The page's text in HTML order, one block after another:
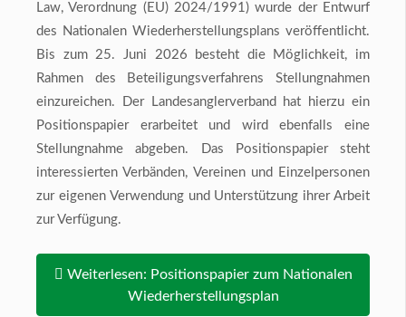
Law, Verordnung (EU) 2024/1991) wurde der Entwurf
des Nationalen Wiederherstellungsplans veröffentlicht.
Bis zum 25. Juni 2026 besteht die Möglichkeit, im
Rahmen des Beteiligungsverfahrens Stellungnahmen
einzureichen. Der Landesanglerverband hat hierzu ein
Positionspapier erarbeitet und wird ebenfalls eine
Stellungnahme abgeben. Das Positionspapier steht
interessierten Verbänden, Vereinen und Einzelpersonen
zur eigenen Verwendung und Unterstützung ihrer Arbeit
zur Verfügung.
Weiterlesen: Positionspapier zum Nationalen
Wiederherstellungsplan